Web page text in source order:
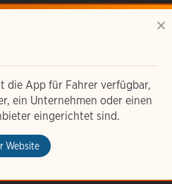
×
die App für Fahrer verfügbar,
ein Unternehmen oder einen
eingerichtet sind.
Website